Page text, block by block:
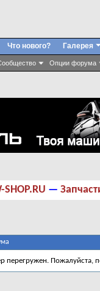
Опции форума
Что нового? Галерея
SHOP.RU —
перегружен. Пожалуйста,